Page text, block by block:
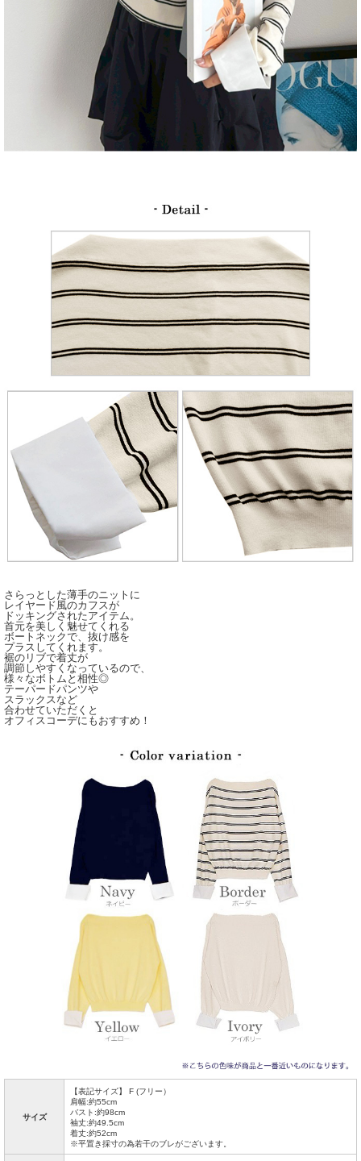
さらっとした薄手のニットに
レイヤード風のカフスが
ドッキングされたアイテム。
首元を美しく魅せてくれる
ボートネックで、抜け感を
プラスしてくれます。
裾のリブで着丈が
調節しやすくなっているので、
様々なボトムと相性◎
テーパードパンツや
スラックスなど
合わせていただくと
オフィスコーデにもおすすめ！
サイズ
【表記サイズ】 F (フリー）
肩幅:約55cm
バスト:約98cm
袖丈:約49.5cm
着丈:約52cm
※平置き採寸の為若干のブレがございます。